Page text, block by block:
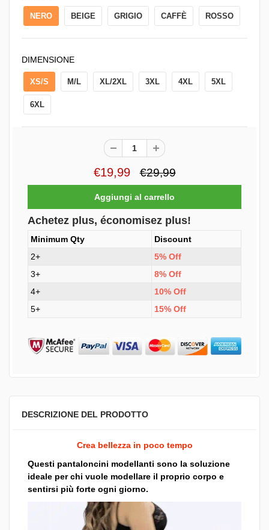
NERO BEIGE GRIGIO CAFFÈ ROSSO
DIMENSIONE
XS/S M/L XL/2XL 3XL 4XL 5XL
6XL
€19,99 €29,99
Achetez plus, économisez plus!
Minimum Qty
Discount
2+
5% Off
3+
8% Off
4+
10% Off
5+
15% Off
DESCRIZIONE DEL PRODOTTO
Crea bellezza in poco tempo
Questi pantaloncini modellanti sono la soluzione
ideale per chi vuole modellare il proprio corpo e
sentirsi più forte ogni giorno.